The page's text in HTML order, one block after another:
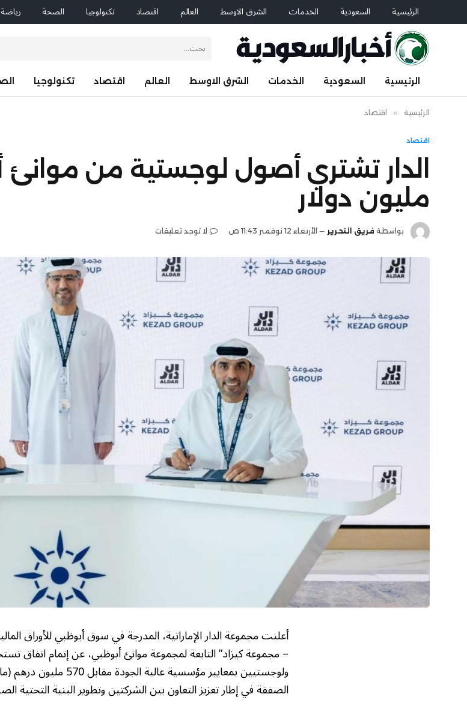
الرئيسية السعودية الخدمات الشرق الاوسط العالم اقتصاد تكنولوجيا الصحة رياضة
الرئيسية السعودية الخدمات الشرق الاوسط العالم اقتصاد تكنولوجيا
الرئيسية » اقتصاد
اقتصاد
مليون دولار
بواسطة فريق التحرير الأربعاء 12 نوفمبر 11:43 ص لا توجد تعليقات
أعلنت مجموعة الدار الإماراتية، المدرجة في سوق أبوظبي للأوراق
– مجموعة كيزاد” التابعة لمجموعة موانئ أبوظبي، عن إتمام اتفاق
الصفقة في إطار تعزيز التعاون بين الشركتين وتطوير البنية التحتية